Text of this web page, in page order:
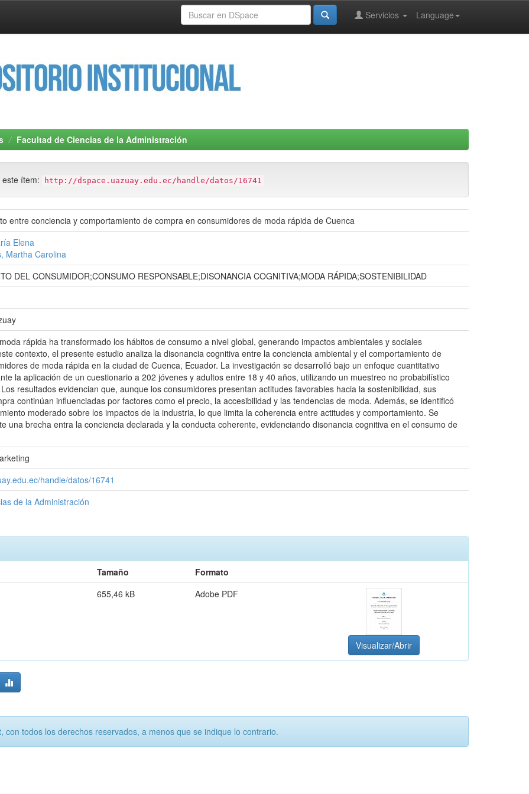
Language
Servicios
Facultad de Ciencias de la Administración
ítem: http://dspace.uazuay.edu.ec/handle/datos/16741
entre conciencia y comportamiento de compra en consumidores de moda rápida de Cuenca
Elena
Martha Carolina
DEL CONSUMIDOR;CONSUMO RESPONSABLE;DISONANCIA COGNITIVA;MODA RÁPIDA;SOSTENIBILIDAD
rápida ha transformado los hábitos de consumo a nivel global, generando impactos ambientales y sociales
contexto, el presente estudio analiza la disonancia cognitiva entre la conciencia ambiental y el comportamiento de
de moda rápida en la ciudad de Cuenca, Ecuador. La investigación se desarrolló bajo un enfoque cuantitativo
la aplicación de un cuestionario a 202 jóvenes y adultos entre 18 y 40 años, utilizando un muestreo no probabilístico
resultados evidencian que, aunque los consumidores presentan actitudes favorables hacia la sostenibilidad, sus
continúan influenciadas por factores como el precio, la accesibilidad y las tendencias de moda. Además, se identificó
moderado sobre los impactos de la industria, lo que limita la coherencia entre actitudes y comportamiento. Se
una brecha entra la conciencia declarada y la conducta coherente, evidenciando disonancia cognitiva en el consumo de
handle/datos/16741
de la Administración
Tamaño
Formato
655,46 kB Adobe PDF
Visualizar/Abrir
todos los derechos reservados, a menos que se indique lo contrario.